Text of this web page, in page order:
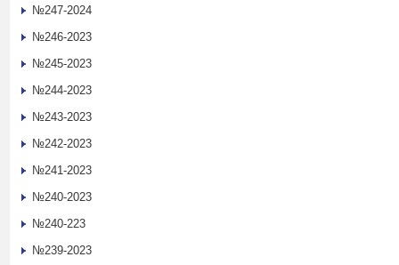
№247-2024
№246-2023
№245-2023
№244-2023
№243-2023
№242-2023
№241-2023
№240-2023
№240-223
№239-2023